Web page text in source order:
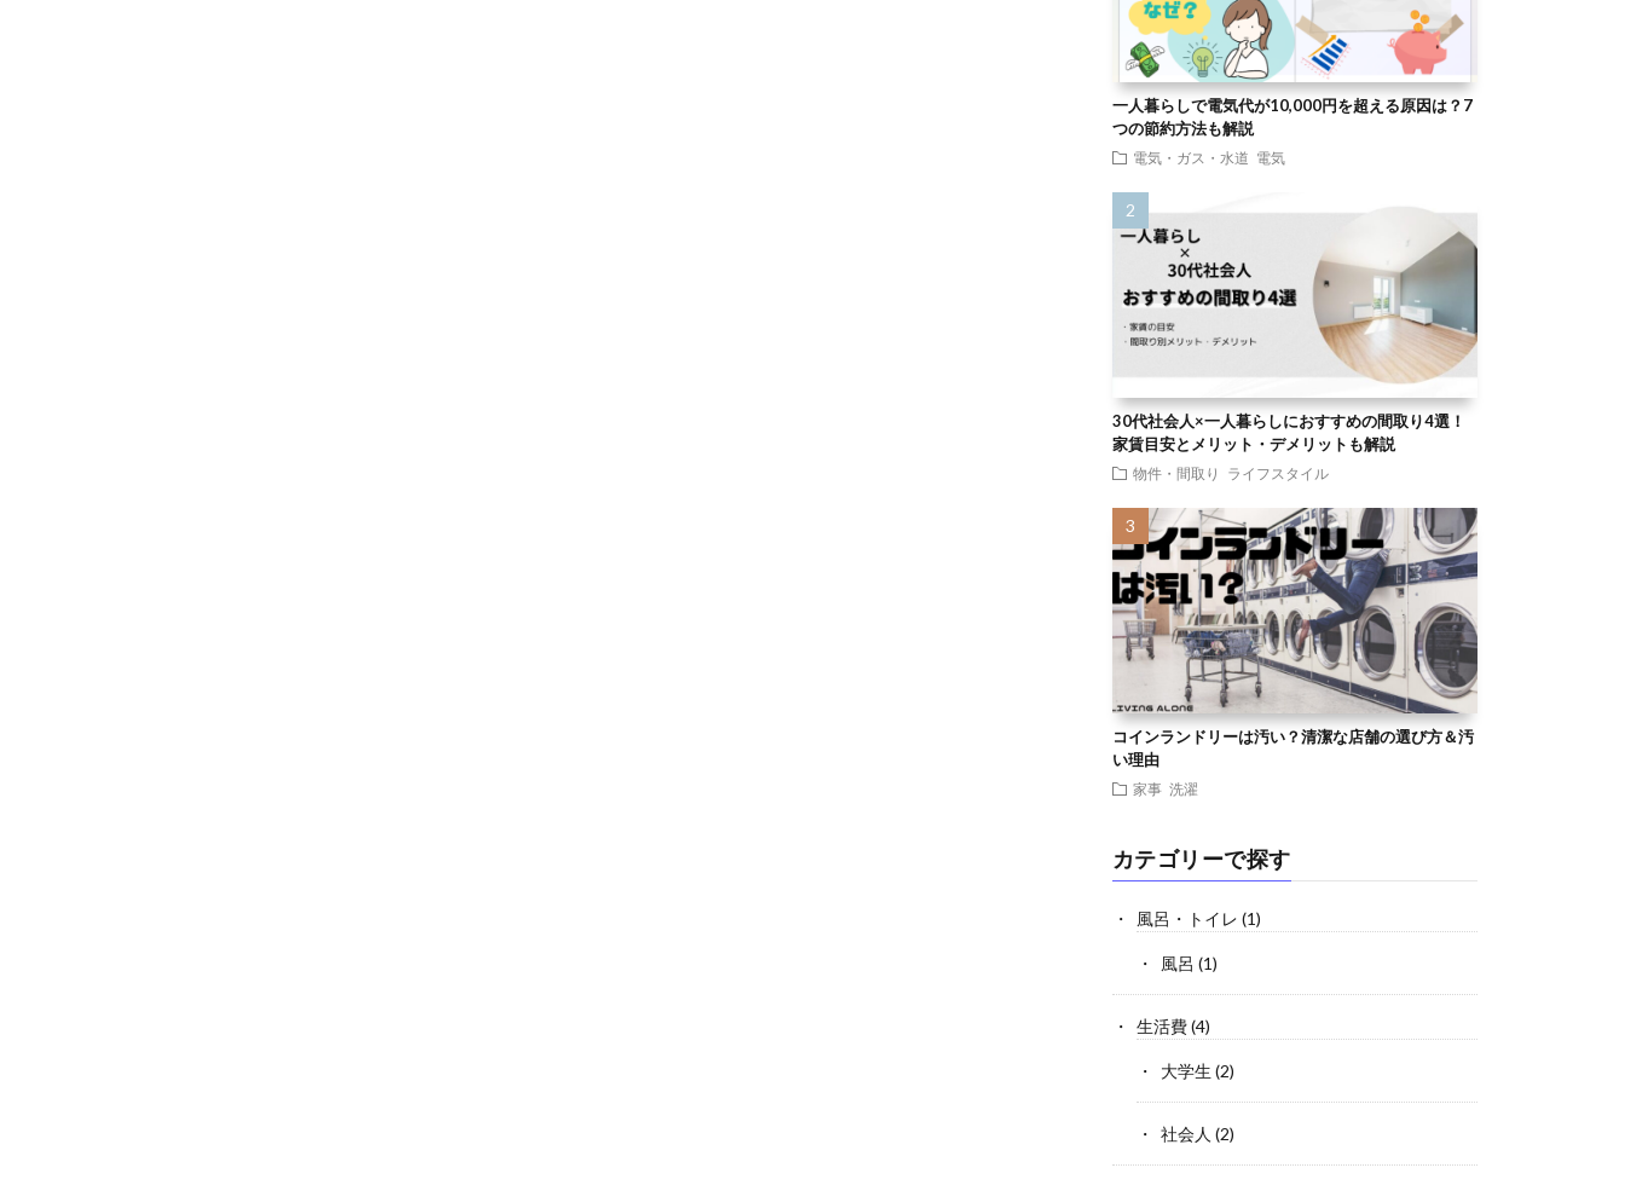
一人暮らしで電気代が10,000円を超える原因は？7
つの節約方法も解説
電気・ガス・水道 電気
30代社会人×一人暮らしにおすすめの間取り4選！
家賃目安とメリット・デメリットも解説
物件・間取り ライフスタイル
コインランドリーは汚い？清潔な店舗の選び方＆汚
い理由
家事 洗濯
カテゴリーで探す
風呂・トイレ (1)
風呂 (1)
生活費(4)
大学生 (2)
社会人 (2)